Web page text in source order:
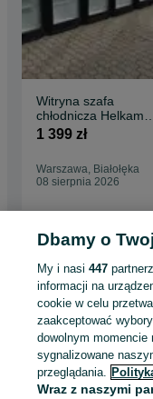
Witryna szafa
chłodnicza Helkama
60cm i inne
urządzenia.
1 399 zł
Warszawa, Białołęka
08 sierpnia 2026
Strona główna Firma i
Gdańsk
Lady i witryny
KATEGORIA
ID:805588835
Dbamy o
My i nasi447
informacji na
cookie w celu
zaakceptować
dowolnym momencie
sygnalizowane
przeglądania.
Wraz z naszymi